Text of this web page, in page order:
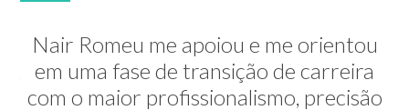
Nair Romeu me apoiou e me orientou
em uma fase de transição de carreira
com o maior profissionalismo, precisão
A Nair é inesquecível! Através de sua
grande competência ela me mostrou
alternativas na minha transição de